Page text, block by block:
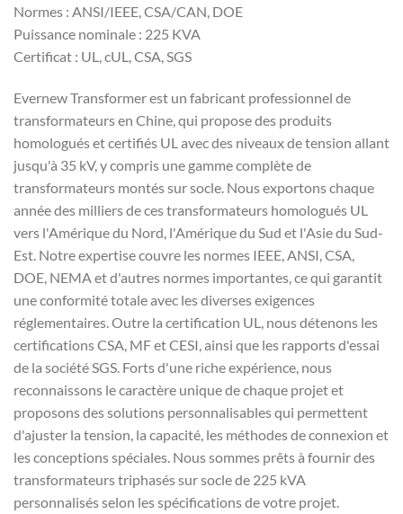
Normes : ANSI/IEEE, CSA/CAN, DOE
Puissance nominale : 225 KVA
Certificat : UL, cUL, CSA, SGS
Evernew Transformer est un fabricant professionnel de
transformateurs en Chine, qui propose des produits
homologués et certifiés UL avec des niveaux de tension allant
jusqu'à 35 kV, y compris une gamme complète de
transformateurs montés sur socle. Nous exportons chaque
année des milliers de ces transformateurs homologués UL
vers l'Amérique du Nord, l'Amérique du Sud et l'Asie du Sud-
Est. Notre expertise couvre les normes IEEE, ANSI, CSA,
DOE, NEMA et d'autres normes importantes, ce qui garantit
une conformité totale avec les diverses exigences
réglementaires. Outre la certification UL, nous détenons les
certifications CSA, MF et CESI, ainsi que les rapports d'essai
de la société SGS. Forts d'une riche expérience, nous
reconnaissons le caractère unique de chaque projet et
proposons des solutions personnalisables qui permettent
d'ajuster la tension, la capacité, les méthodes de connexion et
les conceptions spéciales. Nous sommes prêts à fournir des
transformateurs triphasés sur socle de 225 kVA
personnalisés selon les spécifications de votre projet.